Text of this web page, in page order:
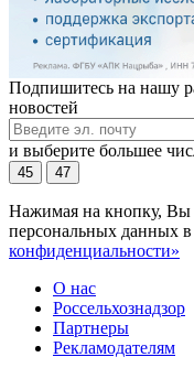
Подпишитесь на нашу
новостей
и выберите большее
45 47
Нажимая на кнопку, Вы
персональных данных в
конфиденциальности»
О нас
Россельхознадзор
Партнеры
Рекламодателям